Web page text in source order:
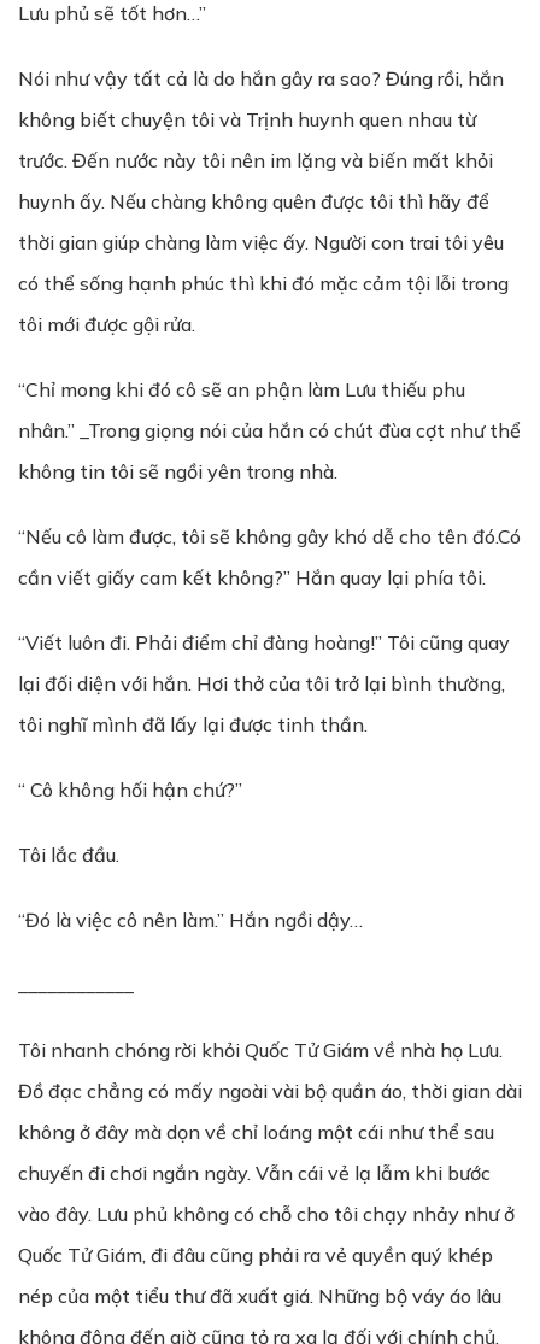
Lưu phủ sẽ tốt hơn…”
Nói như vậy tất cả là do hắn gây ra sao? Đúng rồi, hắn
không biết chuyện tôi và Trịnh huynh quen nhau từ
trước. Đến nước này tôi nên im lặng và biến mất khỏi
huynh ấy. Nếu chàng không quên được tôi thì hãy để
thời gian giúp chàng làm việc ấy. Người con trai tôi yêu
có thể sống hạnh phúc thì khi đó mặc cảm tội lỗi trong
tôi mới được gội rửa.
“Chỉ mong khi đó cô sẽ an phận làm Lưu thiếu phu
nhân.” _Trong giọng nói của hắn có chút đùa cợt như thể
không tin tôi sẽ ngồi yên trong nhà.
“Nếu cô làm được, tôi sẽ không gây khó dễ cho tên đó.Có
cần viết giấy cam kết không?” Hắn quay lại phía tôi.
“Viết luôn đi. Phải điểm chỉ đàng hoàng!” Tôi cũng quay
lại đối diện với hắn. Hơi thở của tôi trở lại bình thường,
tôi nghĩ mình đã lấy lại được tinh thần.
“ Cô không hối hận chứ?”
Tôi lắc đầu.
“Đó là việc cô nên làm.” Hắn ngồi dậy…
Tôi nhanh chóng rời khỏi Quốc Tử Giám về nhà họ Lưu.
Đồ đạc chẳng có mấy ngoài vài bộ quần áo, thời gian dài
không ở đây mà dọn về chỉ loáng một cái như thể sau
chuyến đi chơi ngắn ngày. Vẫn cái vẻ lạ lẫm khi bước
vào đây. Lưu phủ không có chỗ cho tôi chạy nhảy như ở
Quốc Tử Giám, đi đâu cũng phải ra vẻ quyền quý khép
nép của một tiểu thư đã xuất giá. Những bộ váy áo lâu
không động đến giờ cũng tỏ ra xa lạ đối với chính chủ.